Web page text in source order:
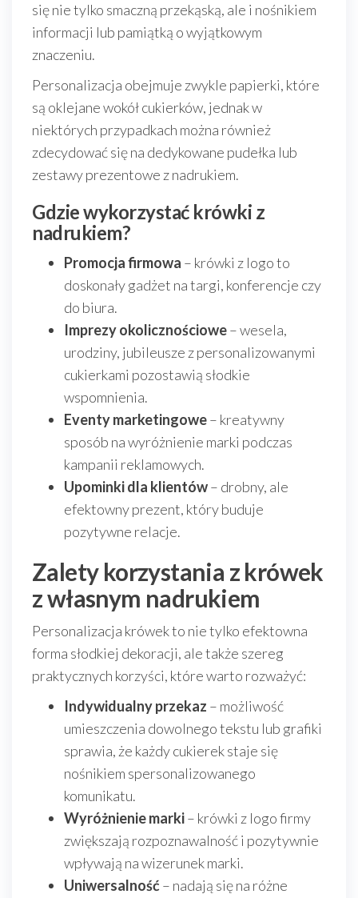
się nie tylko smaczną przekąską, ale i nośnikiem
informacji lub pamiątką o wyjątkowym
znaczeniu.
Personalizacja obejmuje zwykle papierki, które
są oklejane wokół cukierków, jednak w
niektórych przypadkach można również
zdecydować się na dedykowane pudełka lub
zestawy prezentowe z nadrukiem.
Gdzie wykorzystać krówki z
nadrukiem?
Promocja firmowa – krówki z logo to
doskonały gadżet na targi, konferencje czy
do biura.
Imprezy okolicznościowe– wesela,
urodziny, jubileusze z personalizowanymi
cukierkami pozostawią słodkie
wspomnienia.
Eventy marketingowe– kreatywny
sposób na wyróżnienie marki podczas
kampanii reklamowych.
Upominki dla klientów– drobny, ale
efektowny prezent, który buduje
pozytywne relacje.
Zalety korzystania z krówek
z własnym nadrukiem
Personalizacja krówek to nie tylko efektowna
forma słodkiej dekoracji, ale także szereg
praktycznych korzyści, które warto rozważyć:
Indywidualny przekaz – możliwość
umieszczenia dowolnego tekstu lub grafiki
sprawia, że każdy cukierek staje się
nośnikiem spersonalizowanego
komunikatu.
Wyróżnienie marki– krówki z logo firmy
zwiększają rozpoznawalność i pozytywnie
wpływają na wizerunek marki.
Uniwersalność– nadają się na różne